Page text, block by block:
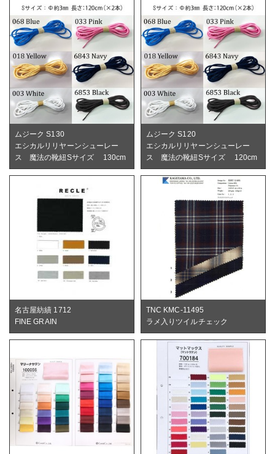
ムジーク S130
エシカルリリヤーンシューレー
ス 魔法の靴紐Sサイズ 130cm
ムジーク S120
エシカルリリヤーンシューレー
ス 魔法の靴紐Sサイズ 120cm
名古屋紡績 1712
FINE GRAIN
TNC KMC-11495
ラメ入りツイルチェック